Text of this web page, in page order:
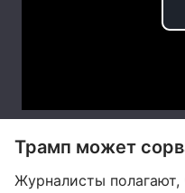
Трамп может
Журналисты полагают,